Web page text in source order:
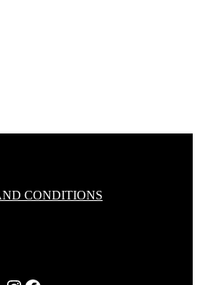
CONDITIONS